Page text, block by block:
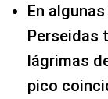
En
Perseidas
lágrimas
pico